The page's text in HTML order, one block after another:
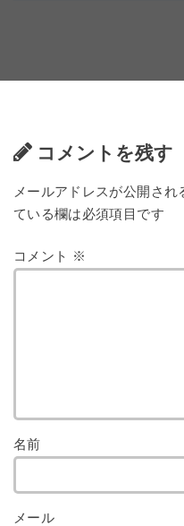
コメントを残す
メールアドレスが公開され
ている欄は必須項目です
コメント ※
名前
メール